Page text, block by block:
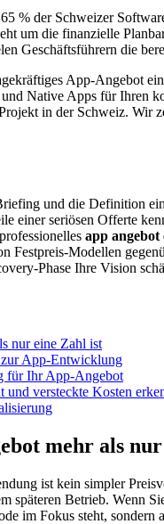
% der Schweizer
um die finanzielle
Geschäftsführern die
App-Angebot
Native Apps für Ihren
in der Schweiz. Wir
und die Definition
einer seriösen Offerte
app angebot
Festpreis-Modellen
Phase Ihre Vision
nur eine Zahl ist
zur App-Entwicklung
für Ihr App-Angebot
versteckte Kosten
mehr als
ist kein simpler
späteren Betrieb. Wenn
im Fokus steht,